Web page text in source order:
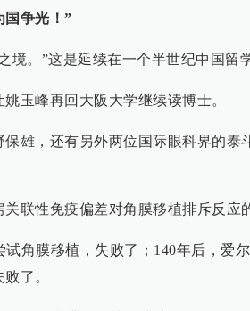
国争光！”
境。”这是延续在一个半世纪中国留
玉峰再回大阪大学继续读博士。
保雄，还有另外两位国际眼科界的泰
联性免疫偏差对角膜移植排斥反应
试角膜移植，失败了；140年后，爱
了。